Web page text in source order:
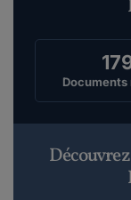
Documents